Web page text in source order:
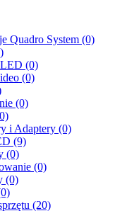
Quadro System (0)
(0)
(0)
(0)
i Adaptery (0)
(9)
(0)
(0)
(0)
(20)